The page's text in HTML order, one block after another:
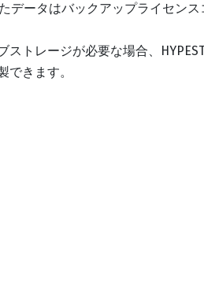
データはバックアップライセン
トレージが必要な場合、
きます。